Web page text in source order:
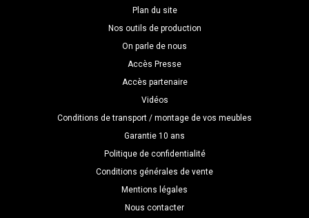
Plan du site
Nos outils de production
On parle de nous
Accès Presse
Accès partenaire
Vidéos
Conditions de transport / montage de vos meubles
Garantie 10 ans
Politique de confidentialité
Conditions générales de vente
Mentions légales
Nous contacter